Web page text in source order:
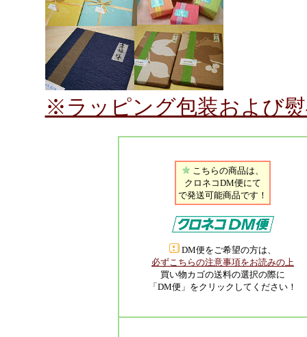
※ラッピング包装および
こちらの商品は、
クロネコDM便にて
で発送可能商品です！
DM便をご希望の方は、
必ずこちらの注意事項をお読みの上
買い物カゴの送料の選択の際に
「DM便」をクリックしてください！